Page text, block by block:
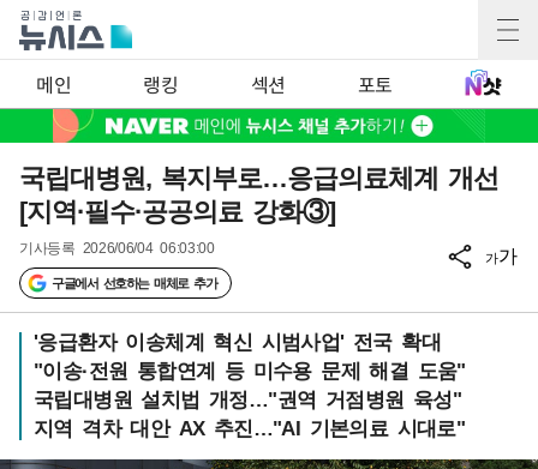
메인 랭킹 섹션 포토
국립대병원, 복지부로…응급의료체계 개선
[지역·필수·공공의료 강화③]
기사등록 2026/06/04 06:03:00
구글에서 선호하는 매체로 추가
가가
'응급환자 이송체계 혁신 시범사업' 전국 확대
"이송·전원 통합연계 등 미수용 문제 해결 도움"
국립대병원 설치법 개정…"권역 거점병원 육성"
지역 격차 대안 AX 추진…"AI 기본의료 시대로"